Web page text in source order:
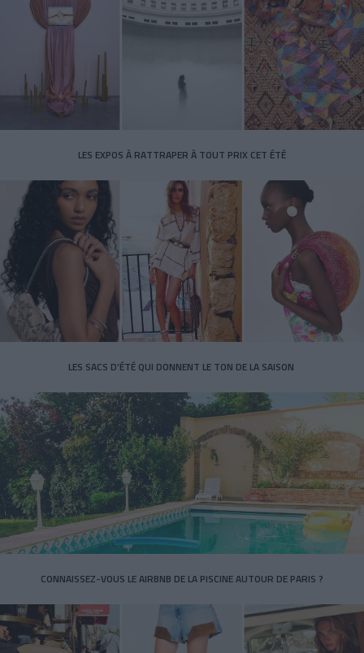
LES EXPOS À RATTRAPER À TOUT PRIX CET ÉTÉ
LES SACS D’ÉTÉ QUI DONNENT LE TON DE LA SAISON
CONNAISSEZ-VOUS LE AIRBNB DE LA PISCINE AUTOUR DE PARIS ?